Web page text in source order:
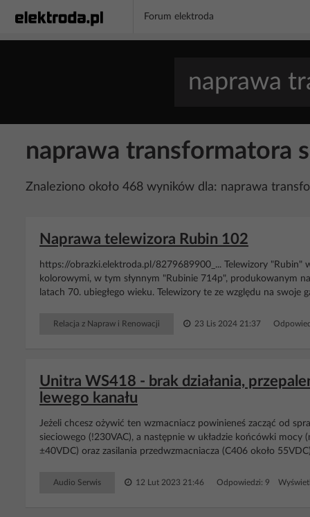
Forum elektroda
naprawa transformatora
Znaleziono około 468 wyników dla: naprawa
Naprawa telewizora Rubin 102
https://obrazki.elektroda.pl/8279689900_... Telewizory "Rubin"
kolorowymi, w tym słynnym "Rubinie 714p", produkowanym
latach 70. ubiegłego wieku. Telewizory te ze względu na swoje
Relacja z Napraw i Renowacji 23 Lis 2024 21:37
Unitra WS418 - brak działania,
lewego kanału
Jeżeli chcesz ożywić ten wzmacniacz powinieneś zacząć od
sieciowego (!230VAC), a następnie w układzie końcówki
±40VDC) oraz zasilania przedwzmacniacza (C406 około
Audio Serwis 12 Lut 2023 21:46 Odpowiedzi: 9